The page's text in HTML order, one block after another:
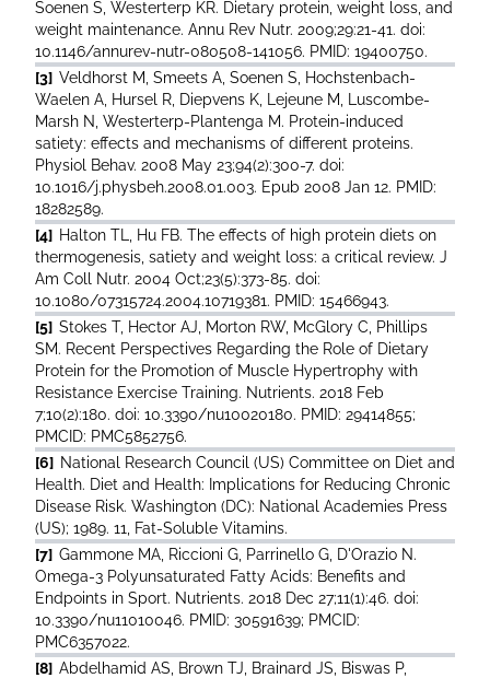
Soenen S, Westerterp KR. Dietary protein, weight loss, and
weight maintenance. Annu Rev Nutr. 2009;29:21-41. doi:
10.1146/annurev-nutr-080508-141056. PMID: 19400750.
[3] Veldhorst M, Smeets A, Soenen S, Hochstenbach-
Waelen A, Hursel R, Diepvens K, Lejeune M, Luscombe-
Marsh N, Westerterp-Plantenga M. Protein-induced
satiety: effects and mechanisms of different proteins.
Physiol Behav. 2008 May 23;94(2):300-7. doi:
10.1016/j.physbeh.2008.01.003. Epub 2008 Jan 12. PMID:
18282589.
[4] Halton TL, Hu FB. The effects of high protein diets on
thermogenesis, satiety and weight loss: a critical review. J
Am Coll Nutr. 2004 Oct;23(5):373-85. doi:
10.1080/07315724.2004.10719381. PMID: 15466943.
[5] Stokes T, Hector AJ, Morton RW, McGlory C, Phillips
SM. Recent Perspectives Regarding the Role of Dietary
Protein for the Promotion of Muscle Hypertrophy with
Resistance Exercise Training. Nutrients. 2018 Feb
7;10(2):180. doi: 10.3390/nu10020180. PMID: 29414855;
PMCID: PMC5852756.
[6] National Research Council (US) Committee on Diet and
Health. Diet and Health: Implications for Reducing Chronic
Disease Risk. Washington (DC): National Academies Press
(US); 1989. 11, Fat-Soluble Vitamins.
[7] Gammone MA, Riccioni G, Parrinello G, D'Orazio N.
Omega-3 Polyunsaturated Fatty Acids: Benefits and
Endpoints in Sport. Nutrients. 2018 Dec 27;11(1):46. doi:
10.3390/nu11010046. PMID: 30591639; PMCID:
PMC6357022.
[8] Abdelhamid AS, Brown TJ, Brainard JS, Biswas P,